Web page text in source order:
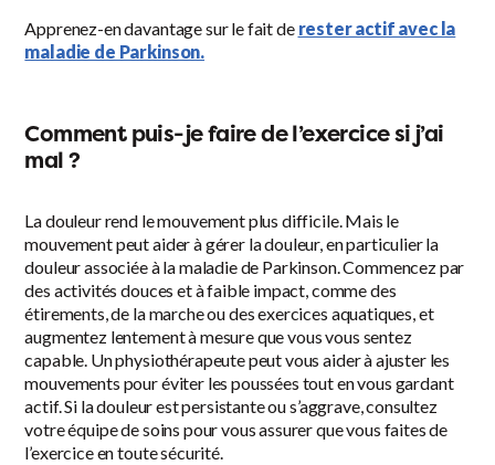
Apprenez-en davantage sur le fait de rester actif avec la
maladie de Parkinson.
Comment puis-je faire de l’exercice si j’ai
mal ?
La douleur rend le mouvement plus difficile. Mais le
mouvement peut aider à gérer la douleur, en particulier la
douleur associée à la maladie de Parkinson. Commencez par
des activités douces et à faible impact, comme des
étirements, de la marche ou des exercices aquatiques, et
augmentez lentement à mesure que vous vous sentez
capable. Un physiothérapeute peut vous aider à ajuster les
mouvements pour éviter les poussées tout en vous gardant
actif. Si la douleur est persistante ou s’aggrave, consultez
votre équipe de soins pour vous assurer que vous faites de
l’exercice en toute sécurité.